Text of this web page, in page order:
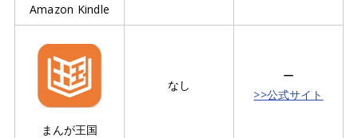
Amazon Kindle
まんが王国
なし
ー
>>公式サイト